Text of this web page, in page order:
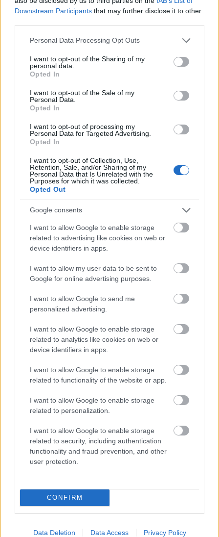
Downstream Participants that may further disclose it to other
Please note that this website/app uses one or more Google
not limited to your visit or usage behaviour. You may click to
grant or deny consent to Google and its third-party tags to
use your data for below specified purposes in below Google
consent section.
Personal Data Processing Opt Outs
I want to opt-out of the Sharing of my
personal data.
Opted In
I want to opt-out of the Sale of my
Personal Data.
Opted In
I want to opt-out of processing my
Personal Data for Targeted Advertising.
Opted In
I want to opt-out of Collection, Use,
Retention, Sale, and/or Sharing of my
Personal Data that Is Unrelated with the
Purposes for which it was collected.
Opted Out
Google consents
I want to allow Google to enable storage
related to advertising like cookies on web or
device identifiers in apps.
I want to allow my user data to be sent to
Google for online advertising purposes.
I want to allow Google to send me
personalized advertising.
I want to allow Google to enable storage
related to analytics like cookies on web or
device identifiers in apps.
I want to allow Google to enable storage
related to functionality of the website or app.
I want to allow Google to enable storage
related to personalization.
I want to allow Google to enable storage
related to security, including authentication
functionality and fraud prevention, and other
user protection.
CONFIRM
Data Deletion Data Access Privacy Policy
Találkozás Bárdi Zsuzsannával [375.]
amier•2023. november 21.
Zsuzsanna alpolgármester fogadóórájára. Kíváncsi
voltam arra, hogy mire emlékszik az elmúlt négy
előterjesztéseivel szembesítettem. 4 oldalon
soroltam fel a kérdéseimet, amelyekre írásban
kértem választ. (Akit…
„Lelkiismeret” [361.]
képviselősködni.
2023. szeptember 25.
"A lelkiismeret az az emberi képesség, amelynél
fogva az egyén saját cselekedete és erkölcsi mivolta
írás lesz, mert a komolyságára tekintettel röviden
nem lehet. Néhány nap múlva lesz négy éve, hogy
több párt képviselőjével a három momentumos…